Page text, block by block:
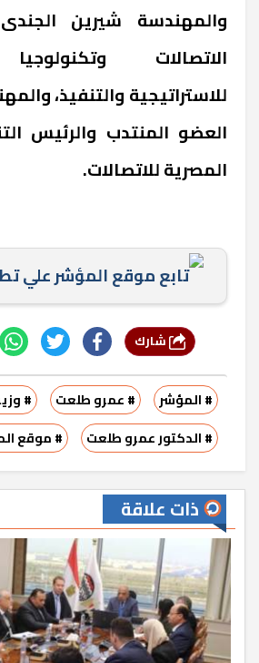
والمهندسة شيرين
الاتصالات
للاستراتيجية والتنفيذ،
العضو المنتدب والرئيس
المصرية للاتصالات.
تابع موقع المؤشر علي
# المؤشر # عمرو طلعت
#
# الدكتور عمرو طلعت
# موقع
ذات علاقة